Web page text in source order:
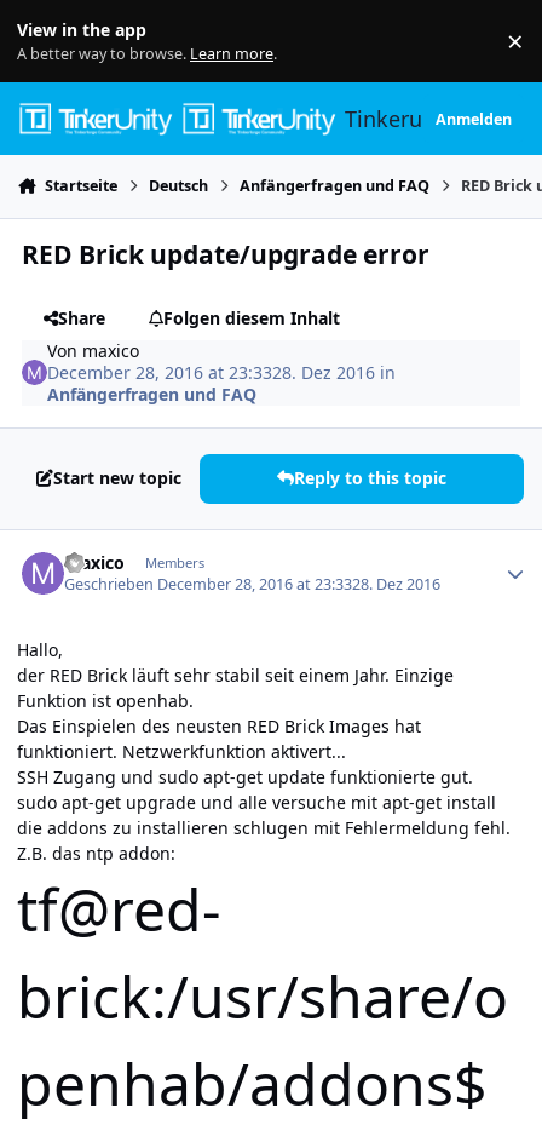
View in the app
A better way to browse. Learn more. ×
TinkerunityAnmelden
Startseite Deutsch Anfängerfragen und FAQ RED
RED Brick update/upgrade error
Share
Folgen diesem Inhalt
Von maxico
December 28, 2016 at 23:3328. Dez 2016 in
Anfängerfragen und FAQ
Start new topic Reply to this topic
maxico Members
Geschrieben December 28, 2016 at 23:3328. Dez 2016
Hallo,
der RED Brick läuft sehr stabil seit einem Jahr. Einzige
Funktion ist openhab.
Das Einspielen des neusten RED Brick Images hat
funktioniert. Netzwerkfunktion aktivert...
SSH Zugang und sudo apt-get update funktionierte gut.
sudo apt-get upgrade und alle versuche mit apt-get install
die addons zu installieren schlugen mit Fehlermeldung fehl.
Z.B. das ntp addon:
tf@red-
brick:/usr/share/o
penhab/addons$